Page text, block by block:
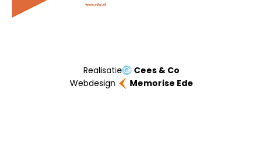
Realisatie
Cees & Co
Webdesign
Memorise Ede